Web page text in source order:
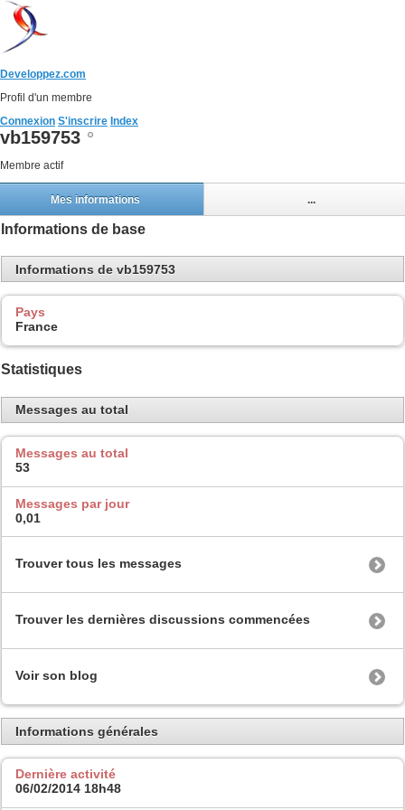
Developpez.com
Profil d'un membre
Connexion S'inscrire Index
vb159753
Membre actif
Mes informations ...
Informations de base
Informations de vb159753
Pays
France
Statistiques
Messages au total
Messages au total
53
Messages par jour
0,01
Trouver tous les messages
Trouver les dernières discussions commencées
Voir son blog
Informations générales
Dernière activité
06/02/2014 18h48